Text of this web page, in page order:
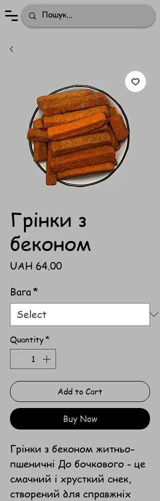
Грінки з
беконом
UAH 64.00Price
Вага*
Quantity*
Add to Cart
Buy Now
Грінки з беконом житньо-
пшеничні До бочкового - це
смачний і хрусткий снек,
створений для справжніх